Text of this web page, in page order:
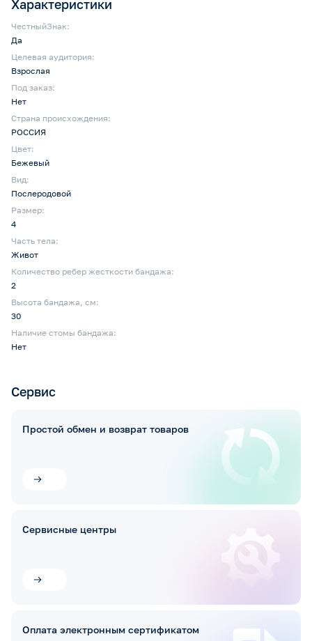
Характеристики
ЧестныйЗнак:
Да
Целевая аудитория:
Взрослая
Под заказ:
Нет
Страна происхождения:
РОССИЯ
Цвет:
Бежевый
Вид:
Послеродовой
Размер:
4
Часть тела:
Живот
Количество ребер жесткости бандажа:
2
Высота бандажа, см:
30
Наличие стомы бандажа:
Нет
Сервис
Простой обмен и возврат товаров
Сервисные центры
Оплата электронным сертификатом